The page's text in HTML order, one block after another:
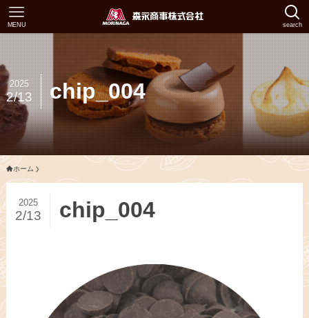
search
MENU
chip_004
2025
2/13
ホーム
chip_004
2025
2/13